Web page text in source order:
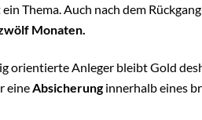
Thema. Auch nach dem
Monaten.
orientierte Anleger bleibt Gold
eine Absicherunginnerhalb eines